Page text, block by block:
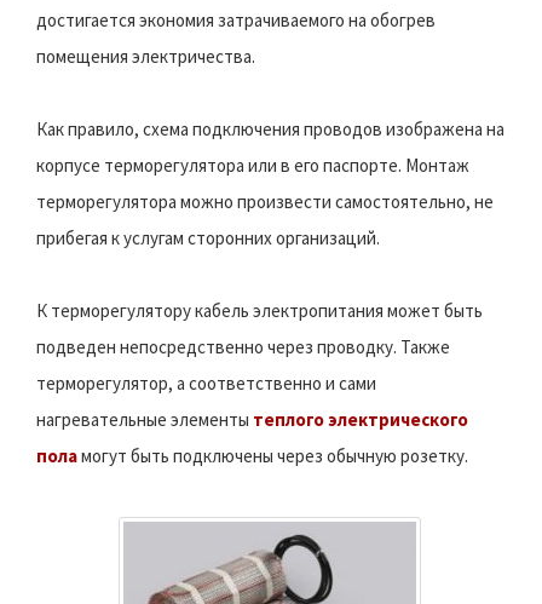
достигается экономия затрачиваемого на обогрев
помещения электричества.
Как правило, схема подключения проводов изображена на
корпусе терморегулятора или в его паспорте. Монтаж
терморегулятора можно произвести самостоятельно, не
прибегая к услугам сторонних организаций.
К терморегулятору кабель электропитания может быть
подведен непосредственно через проводку. Также
терморегулятор, а соответственно и сами
нагревательные элементы теплого электрического
поламогут быть подключены через обычную розетку.